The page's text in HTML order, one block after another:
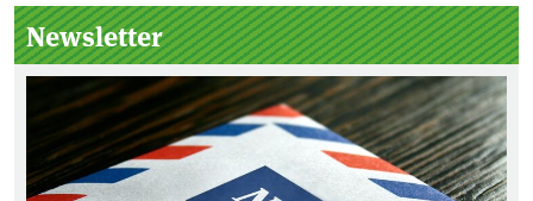
Seitenleiste
Newsletter